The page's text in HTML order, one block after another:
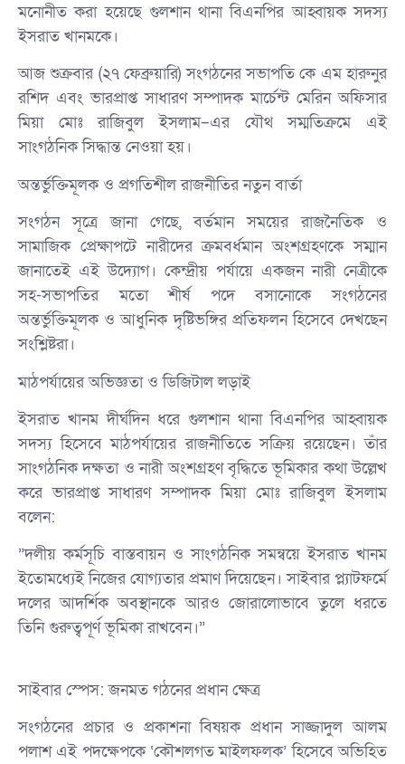
মনোনীত করা হয়েছে গুলশান থানা বিএনপির আহ্বায়ক সদস্য
ইসরাত খানমকে।
​আজ শুক্রবার (২৭ ফেব্রুয়ারি) সংগঠনের সভাপতি কে এম হারুনুর
রশিদ এবং ভারপ্রাপ্ত সাধারণ সম্পাদক মার্চেন্ট মেরিন অফিসার
মিয়া মোঃ রাজিবুল ইসলাম–এর যৌথ সম্মতিক্রমে এই
সাংগঠনিক সিদ্ধান্ত নেওয়া হয়।
​অন্তর্ভুক্তিমূলক ও প্রগতিশীল রাজনীতির নতুন বার্তা
​সংগঠন সূত্রে জানা গেছে, বর্তমান সময়ের রাজনৈতিক ও
সামাজিক প্রেক্ষাপটে নারীদের ক্রমবর্ধমান অংশগ্রহণকে সম্মান
জানাতেই এই উদ্যোগ। কেন্দ্রীয় পর্যায়ে একজন নারী নেত্রীকে
সহ-সভাপতির মতো শীর্ষ পদে বসানোকে সংগঠনের
অন্তর্ভুক্তিমূলক ও আধুনিক দৃষ্টিভঙ্গির প্রতিফলন হিসেবে দেখছেন
সংশ্লিষ্টরা।
​মাঠপর্যায়ের অভিজ্ঞতা ও ডিজিটাল লড়াই
​ইসরাত খানম দীর্ঘদিন ধরে গুলশান থানা বিএনপির আহ্বায়ক
সদস্য হিসেবে মাঠপর্যায়ের রাজনীতিতে সক্রিয় রয়েছেন। তাঁর
সাংগঠনিক দক্ষতা ও নারী অংশগ্রহণ বৃদ্ধিতে ভূমিকার কথা উল্লেখ
করে ভারপ্রাপ্ত সাধারণ সম্পাদক মিয়া মোঃ রাজিবুল ইসলাম
বলেন:
​”দলীয় কর্মসূচি বাস্তবায়ন ও সাংগঠনিক সমন্বয়ে ইসরাত খানম
ইতোমধ্যেই নিজের যোগ্যতার প্রমাণ দিয়েছেন। সাইবার প্ল্যাটফর্মে
দলের আদর্শিক অবস্থানকে আরও জোরালোভাবে তুলে ধরতে
তিনি গুরুত্বপূর্ণ ভূমিকা রাখবেন।”
​সাইবার স্পেস: জনমত গঠনের প্রধান ক্ষেত্র
​সংগঠনের প্রচার ও প্রকাশনা বিষয়ক প্রধান সাজ্জাদুল আলম
পলাশ এই পদক্ষেপকে ‘কৌশলগত মাইলফলক’ হিসেবে অভিহিত